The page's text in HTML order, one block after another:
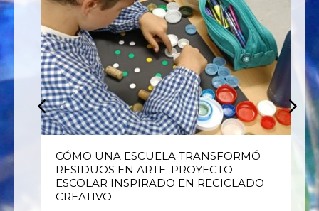
CÓMO UNA ESCUELA TRANSFORMÓ
RESIDUOS EN ARTE: PROYECTO
ESCOLAR INSPIRADO EN RECICLADO
CREATIVO